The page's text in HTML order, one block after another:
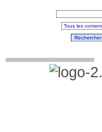
Rechercher